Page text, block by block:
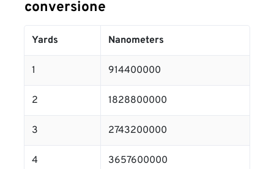
conversione
Yards Nanometers
1 914400000
2 1828800000
3 2743200000
4 3657600000